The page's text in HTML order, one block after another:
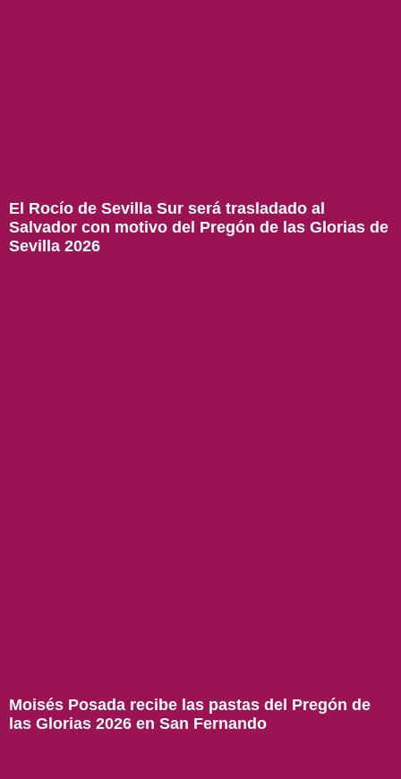
El Rocío de Sevilla Sur será trasladado al
Salvador con motivo del Pregón de las Glorias de
Sevilla 2026
Moisés Posada recibe las pastas del Pregón de
las Glorias 2026 en San Fernando